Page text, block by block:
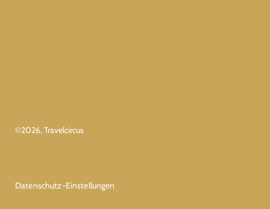
©2026, Travelcircus
Datenschutz-Einstellungen